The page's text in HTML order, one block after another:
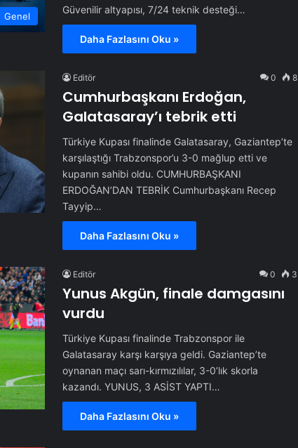
Genel
Güvenilir altyapısı, 7/24 teknik desteği…
Daha Fazlasını Oku »
Editör 0 8
Cumhurbaşkanı Erdoğan,
Galatasaray’ı tebrik etti
Türkiye Kupası finalinde Galatasaray, Gaziantep’te
karşılaştığı Trabzonspor’u 3-0 mağlup etti ve
kupanın sahibi oldu. CUMHURBAŞKANI
ERDOĞAN’DAN TEBRİK Cumhurbaşkanı Recep
Tayyip…
Daha Fazlasını Oku »
Editör 0 3
Yunus Akgün, finale damgasını
vurdu
Türkiye Kupası finalinde Trabzonspor ile
Galatasaray karşı karşıya geldi. Gaziantep’te
oynanan maçı sarı-kırmızılılar, 3-0’lık skorla
kazandı. YUNUS, 3 ASİST YAPTI…
Daha Fazlasını Oku »